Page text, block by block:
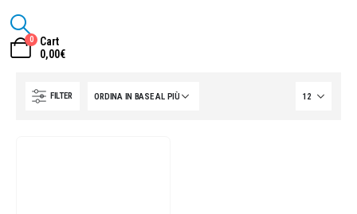
0
Cart
0,00€
FILTER